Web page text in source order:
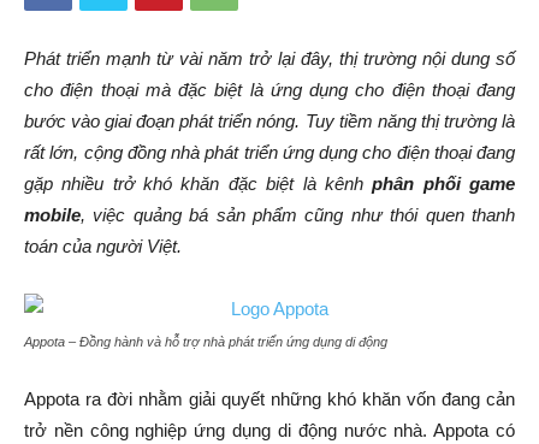
Phát triển mạnh từ vài năm trở lại đây, thị trường nội dung số
cho điện thoại mà đặc biệt là ứng dụng cho điện thoại đang
bước vào giai đoạn phát triển nóng. Tuy tiềm năng thị trường là
rất lớn, cộng đồng nhà phát triển ứng dụng cho điện thoại đang
gặp nhiều trở khó khăn đặc biệt là kênhphân phối game
mobile, việc quảng bá sản phẩm cũng như thói quen thanh
toán của người Việt.
Appota – Đồng hành và hỗ trợ nhà phát triển ứng dụng di động
Appota ra đời nhằm giải quyết những khó khăn vốn đang cản
trở nền công nghiệp ứng dụng di động nước nhà. Appota có